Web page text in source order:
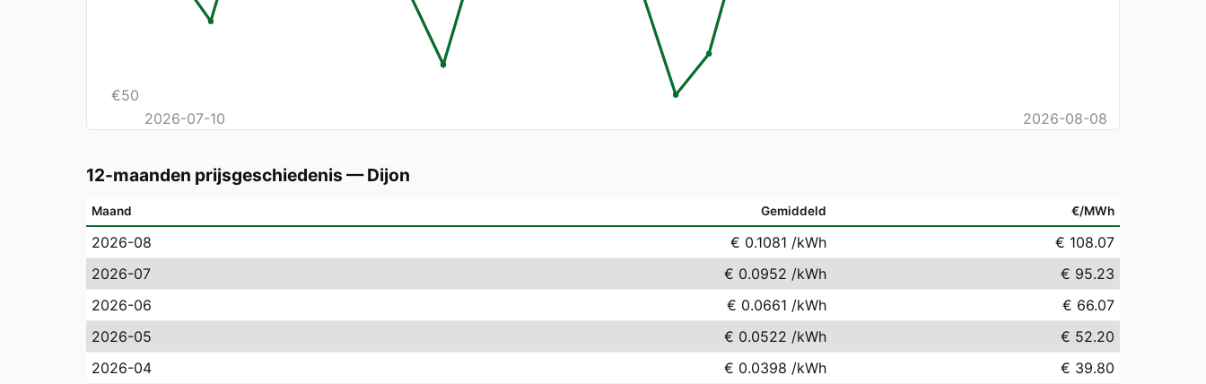
€50
2026-07-10
2026-08-08
12-maanden prijsgeschiedenis —Dijon
Maand Gemiddeld €/MWh
2026-08 € 0.1081 /kWh
€ 108.07
2026-07
€ 0.0952 /kWh
€ 95.23
2026-06
€ 0.0661 /kWh
€ 66.07
2026-05
€ 0.0522 /kWh
€ 52.20
2026-04
€ 0.0398 /kWh
€ 39.80